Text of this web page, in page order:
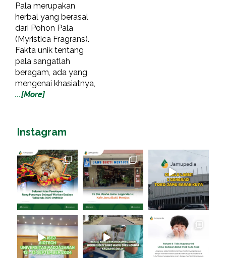
Pala merupakan
herbal yang berasal
dari Pohon Pala
(Myristica Fragrans).
Fakta unik tentang
pala sangatlah
beragam, ada yang
mengenai khasiatnya,
...[More]
Instagram